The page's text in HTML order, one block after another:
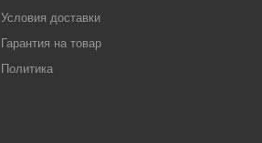
Условия доставки
Гарантия на товар
Политика